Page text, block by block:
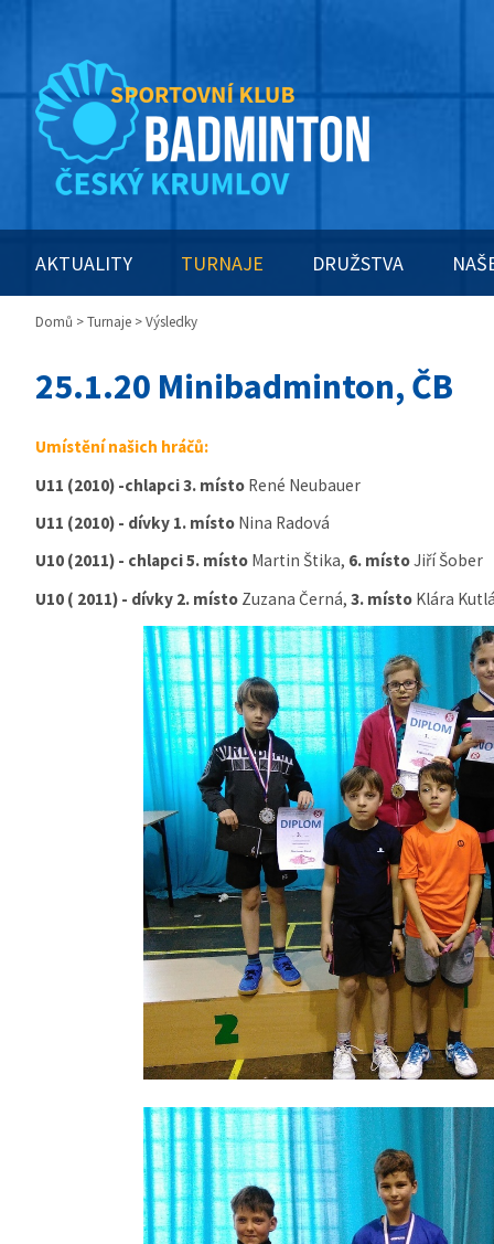
AKTUALITY TURNAJE DRUŽSTVA
Domů >Turnaje > Výsledky
25.1.20 Minibadminton, ČB
Umístění našich hráčů:
U11 (2010) -chlapci 3. místo René Neubauer
U11 (2010) - dívky 1. místo Nina Radová
U10 (2011) - chlapci 5. místo Martin Štika, 6. místoJiří Šober
U10 ( 2011) - dívky 2. místo Zuzana Černá, 3. místo Klára